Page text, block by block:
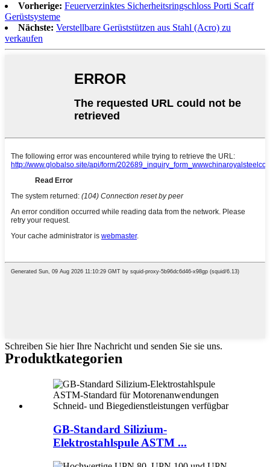
Vorherige: Feuerverzinktes Sicherheitsringschloss Porti Scaff
Gerüstsysteme
Nächste: Verstellbare Gerüststützen aus Stahl (Acro) zu
verkaufen
Schreiben Sie hier Ihre Nachricht und senden Sie sie uns.
Produktkategorien
GB-Standard Silizium-
Elektrostahlspule ASTM ...